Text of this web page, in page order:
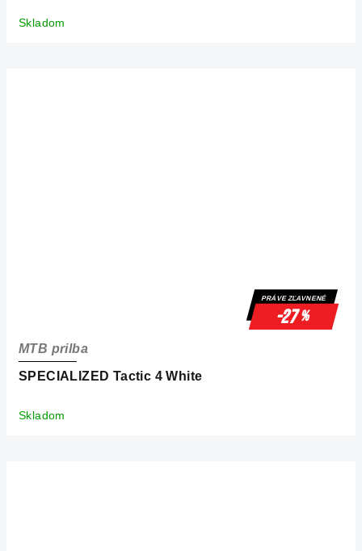
Skladom
PRÁVE ZĽAVNENÉ
-27%
SPECIALIZED Tactic 4 White
MTB prilba
Skladom